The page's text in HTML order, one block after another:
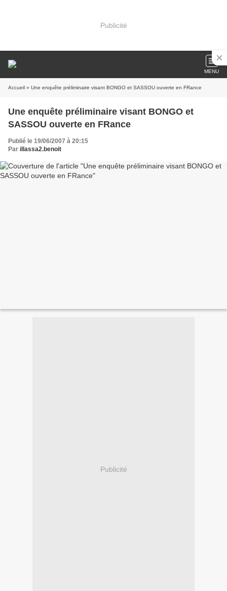
Publicité
MENU
Accueil » Une enquête préliminaire visant BONGO et SASSOU ouverte en FRance
Une enquête préliminaire visant BONGO et
SASSOU ouverte en FRance
Publié le 19/06/2007 à 20:15
Par illassa2.benoit
Publicité